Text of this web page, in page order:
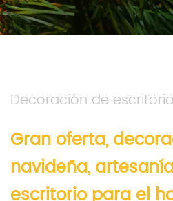
Decoración de escritorio
Gran oferta,
navideña,